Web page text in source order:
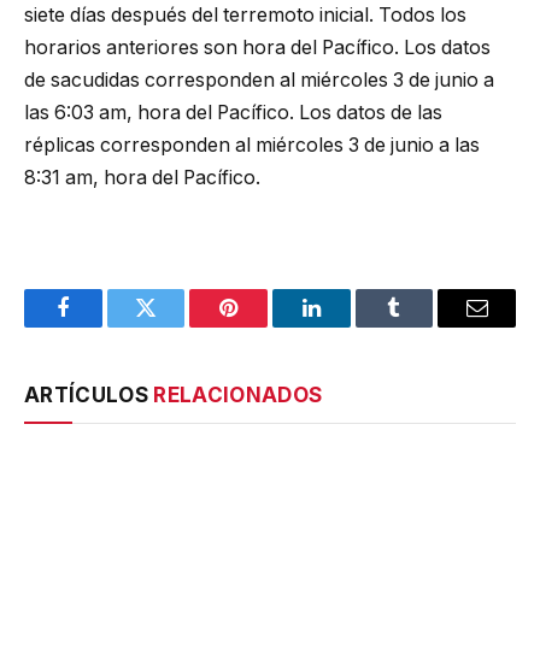
siete días después del terremoto inicial. Todos los
horarios anteriores son hora del Pacífico. Los datos
de sacudidas corresponden al miércoles 3 de junio a
las 6:03 am, hora del Pacífico. Los datos de las
réplicas corresponden al miércoles 3 de junio a las
8:31 am, hora del Pacífico.
FacebookTwitter Pinterest LinkedInTumblr Email
ARTÍCULOS RELACIONADOS